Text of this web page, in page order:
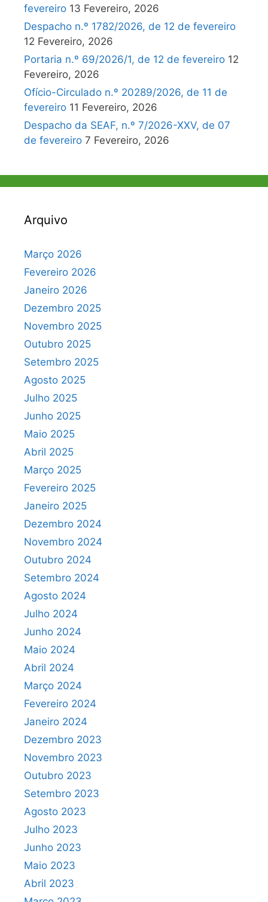
fevereiro 13 Fevereiro, 2026
Despacho n.º 1782/2026, de 12 de fevereiro
12 Fevereiro, 2026
Portaria n.º 69/2026/1, de 12 de fevereiro 12
Fevereiro, 2026
Ofício-Circulado n.º 20289/2026, de 11 de
fevereiro 11 Fevereiro, 2026
Despacho da SEAF, n.º 7/2026-XXV, de 07
de fevereiro 7 Fevereiro, 2026
Arquivo
Março 2026
Fevereiro 2026
Janeiro 2026
Dezembro 2025
Novembro 2025
Outubro 2025
Setembro 2025
Agosto 2025
Julho 2025
Junho 2025
Maio 2025
Abril 2025
Março 2025
Fevereiro 2025
Janeiro 2025
Dezembro 2024
Novembro 2024
Outubro 2024
Setembro 2024
Agosto 2024
Julho 2024
Junho 2024
Maio 2024
Abril 2024
Março 2024
Fevereiro 2024
Janeiro 2024
Dezembro 2023
Novembro 2023
Outubro 2023
Setembro 2023
Agosto 2023
Julho 2023
Junho 2023
Maio 2023
Abril 2023